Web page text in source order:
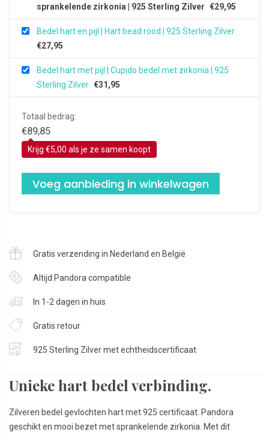
sprankelende zirkonia | 925 Sterling Zilver €29,95
Bedel hart en pijl | Hart bead rood | 925 Sterling Zilver
€27,95
Bedel hart met pijl | Cupido bedel met zirkonia | 925
Sterling Zilver €31,95
Totaal bedrag:
€89,85
Krijg €5,00 als je ze samen koopt
Voeg aanbieding in winkelwagen
Gratis verzending in Nederland en België
Altijd Pandora compatible
In 1-2 dagen in huis
Gratis retour
925 Sterling Zilver met echtheidscertificaat
Unieke hart bedel verbinding.
Zilveren bedel gevlochten hart met 925 certificaat. Pandora
geschikt en mooi bezet met sprankelende zirkonia. Met dit